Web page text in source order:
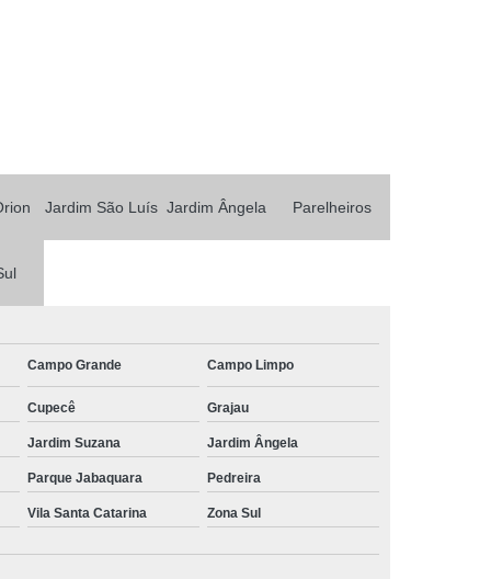
Jardim São Luís Jardim Ângela Parelheiros
Campo Grande Campo Limpo
Cupecê Grajau
Jardim Suzana Jardim Ângela
Parque Jabaquara Pedreira
Vila Santa Catarina
Zona Sul